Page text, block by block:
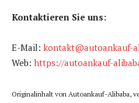
Kontaktieren Sie uns:
E-Mail: kontakt@autoankauf-
Web: https://autoankauf-
Originalinhalt von Autoankauf-Alibaba,